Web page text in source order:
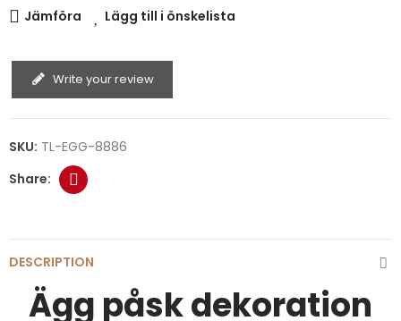
Jämföra Lägg till i önskelista
Write your review
SKU: TL-EGG-8886
DESCRIPTION
Ägg påsk dekoration